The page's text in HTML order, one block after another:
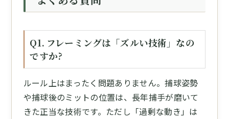
Q1. フレーミングは「ズルい技術」なの
ですか?
ルール上はまったく問題ありません。捕球姿勢
や捕球後のミットの位置は、長年捕手が磨いて
きた正当な技術です。ただし「過剰な動き」は